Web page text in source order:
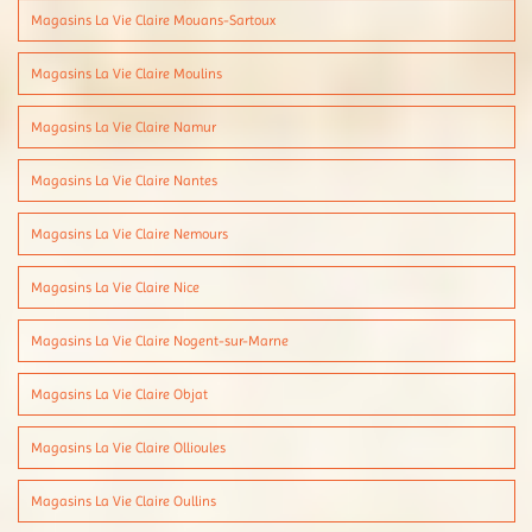
Magasins La Vie Claire Mouans-Sartoux
Magasins La Vie Claire Moulins
Magasins La Vie Claire Namur
Magasins La Vie Claire Nantes
Magasins La Vie Claire Nemours
Magasins La Vie Claire Nice
Magasins La Vie Claire Nogent-sur-Marne
Magasins La Vie Claire Objat
Magasins La Vie Claire Ollioules
Magasins La Vie Claire Oullins